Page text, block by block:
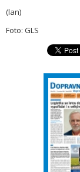
(lan)
Foto: GLS